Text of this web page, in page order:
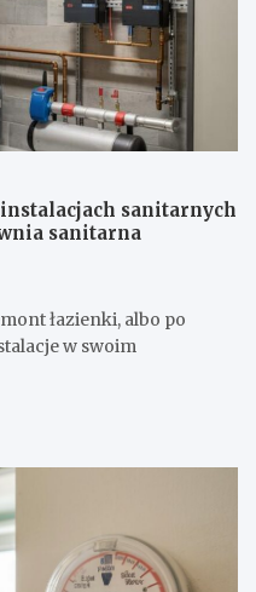
sanitarnych
sanitarna
łazienki, albo po
w swoim